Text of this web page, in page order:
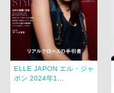
ELLE JAPON エル・ジャ
ポン 2024年1...